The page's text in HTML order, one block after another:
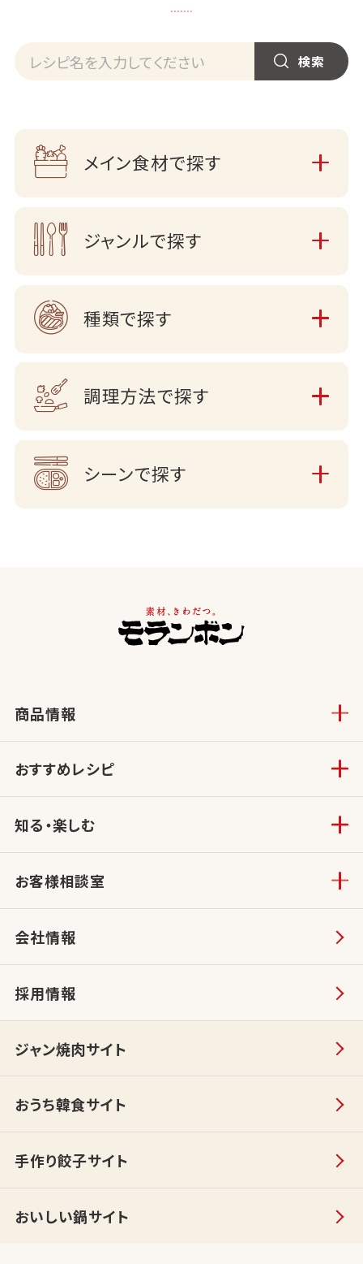
メイン食材で探す
ジャンルで探す
種類で探す
調理方法で探す
シーンで探す
商品情報
おすすめレシピ
知る・楽しむ
お客様相談室
会社情報
採用情報
ジャン焼肉サイト
おうち韓食サイト
手作り餃子サイト
おいしい鍋サイト